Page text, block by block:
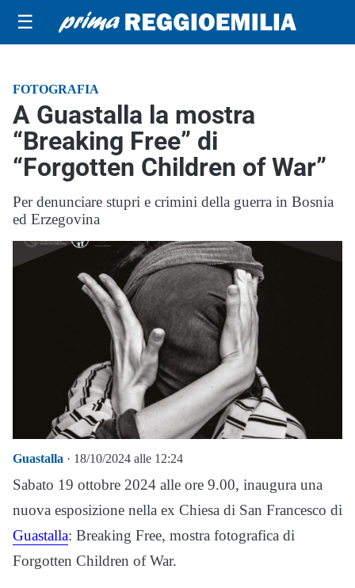
☰
FOTOGRAFIA
A Guastalla la mostra
“Breaking Free” di
“Forgotten Children of War”
Per denunciare stupri e crimini della guerra in Bosnia
ed Erzegovina
Guastalla · 18/10/2024 alle 12:24
Sabato 19 ottobre 2024 alle ore 9.00, inaugura una
nuova esposizione nella ex Chiesa di San Francesco di
Guastalla: Breaking Free, mostra fotografica di
Forgotten Children of War.